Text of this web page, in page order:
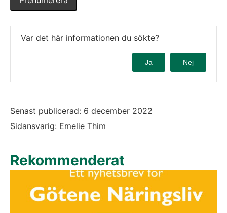
Var det här informationen du sökte?
Ja Nej
Senast publicerad: 6 december 2022
Sidansvarig: Emelie Thim
Rekommenderat